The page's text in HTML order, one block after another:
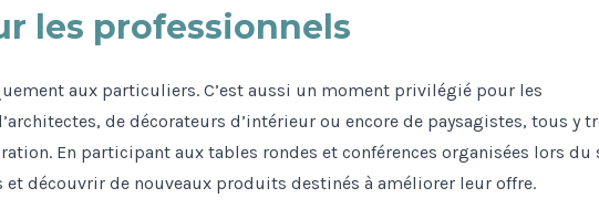
les professionnels
aux particuliers. C’est aussi un moment privilégié pour les
de décorateurs d’intérieur ou encore de paysagistes, tous y
En participant aux tables rondes et conférences organisées lors du
et découvrir de nouveaux produits destinés à améliorer leur offre.